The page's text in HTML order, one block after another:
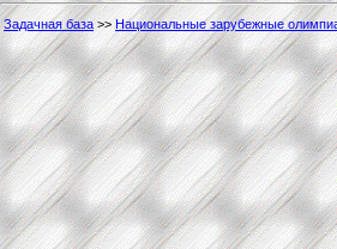
Задачная база>> Национальные зарубежные